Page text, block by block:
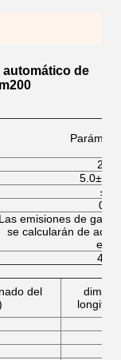
de
≤
0
Las emisiones de
se calcularán de
del